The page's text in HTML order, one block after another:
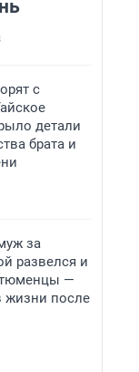
с
детали
брата и
за
развелся и
тюменцы —
жизни после